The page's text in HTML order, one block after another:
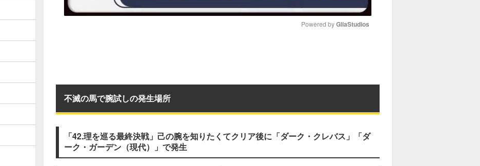
Powered by GliaStudios
不滅の馬で腕試しの発生場所
「42.理を巡る最終決戦」己の腕を知りたくてクリア後に「ダーク・クレバス」「ダ
ーク・ガーデン（現代）」で発生